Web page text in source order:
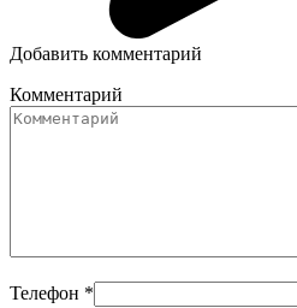
Добавить комментарий
Комментарий
Телефон *